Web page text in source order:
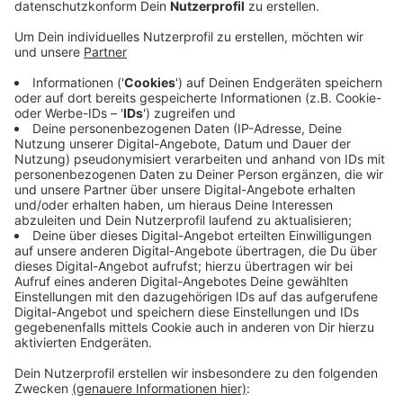
Anzeige
In dem Wagen hat die Polizei einen schlafenden 38-
Jährigen gefunden. Weil er so wirkte, als hätte er
Drogen genommen, untersuchten die Beamten den
Wagen und fanden im Verbandskasten des Wagens
rund 280 Gramm Heroin sowie 15 Gramm Kokain.
Außerdem konnten die Polizisten rund 10.000 Euro
Bargeld sicherstellen. Der Mann wurde daraufhin
festgenommen. Gegen ihn wird nun wegen des
Verdachts auf Handels mit Betäubungsmitteln
ermittelt.
CvK
Anzeige